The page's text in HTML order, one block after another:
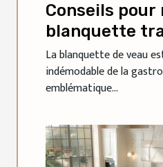
Conseils pour
blanquette
au veau
célèbre
La blanquette de veau
indémodable de la
emblématique...